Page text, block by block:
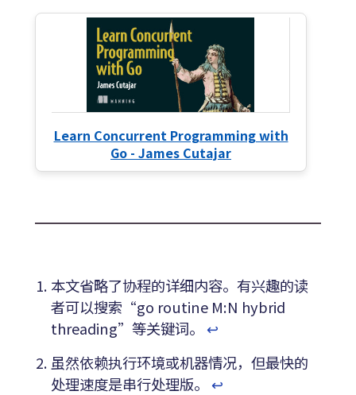
Learn Concurrent Programming with
Go - James Cutajar
本文省略了协程的详细内容。有兴趣的读
者可以搜索“go routine M:N hybrid
threading”等关键词。 ↩︎
虽然依赖执行环境或机器情况，但最快的
处理速度是串行处理版。 ↩︎